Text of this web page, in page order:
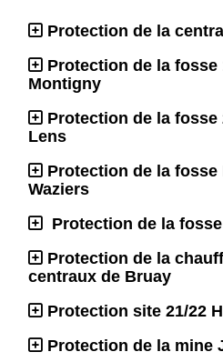
Protection de la
Protection de la fosse
Montigny
Protection de la
Lens
Protection de la fosse
Waziers
Protection de la
Protection de la
centraux de Bruay
Protection site 21/22
Protection de la mine